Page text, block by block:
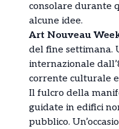
consolare durante
alcune idee.
Art Nouveau
del fine settimana.
internazionale
corrente culturale
Il fulcro della
guidate in edifici
pubblico.